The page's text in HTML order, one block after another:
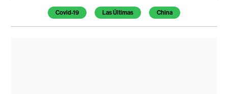
Temas de este artículo
Covid-19 Las Últimas China